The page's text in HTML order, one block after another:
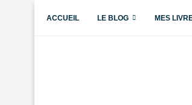
ACCUEIL LE BLOG MES